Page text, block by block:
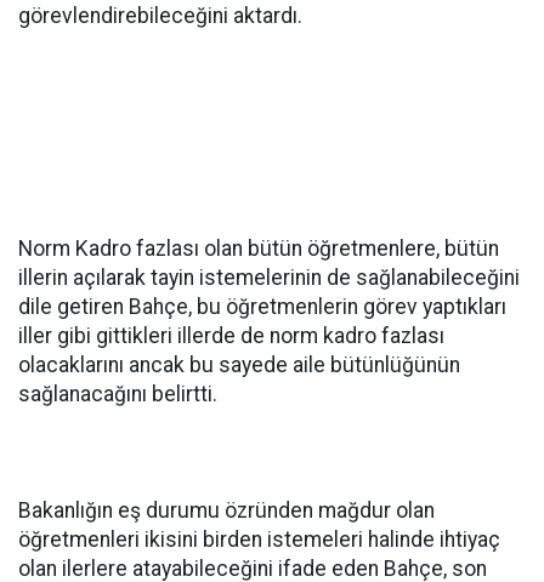
görevlendirebileceğini aktardı.
Norm Kadro fazlası olan bütün öğretmenlere, bütün
illerin açılarak tayin istemelerinin de sağlanabileceğini
dile getiren Bahçe, bu öğretmenlerin görev yaptıkları
iller gibi gittikleri illerde de norm kadro fazlası
olacaklarını ancak bu sayede aile bütünlüğünün
sağlanacağını belirtti.
Bakanlığın eş durumu özründen mağdur olan
öğretmenleri ikisini birden istemeleri halinde ihtiyaç
olan ilerlere atayabileceğini ifade eden Bahçe, son